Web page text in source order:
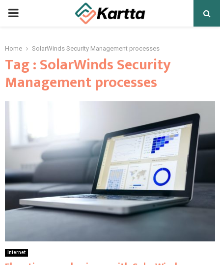
PRIMARY
Home SolarWinds Security Management processes
Tag : SolarWinds Security
Management processes
Internet